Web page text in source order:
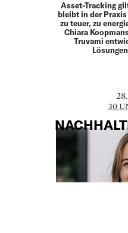
Asset-Tracking
bleibt in der
zu teuer, zu
Chiara
Truvami
30